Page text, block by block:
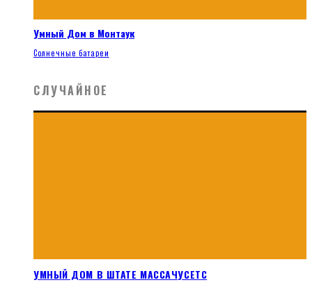
Умный Дом в Монтаук
Солнечные батареи
СЛУЧАЙНОЕ
УМНЫЙ ДОМ В ШТАТЕ МАССАЧУСЕТС